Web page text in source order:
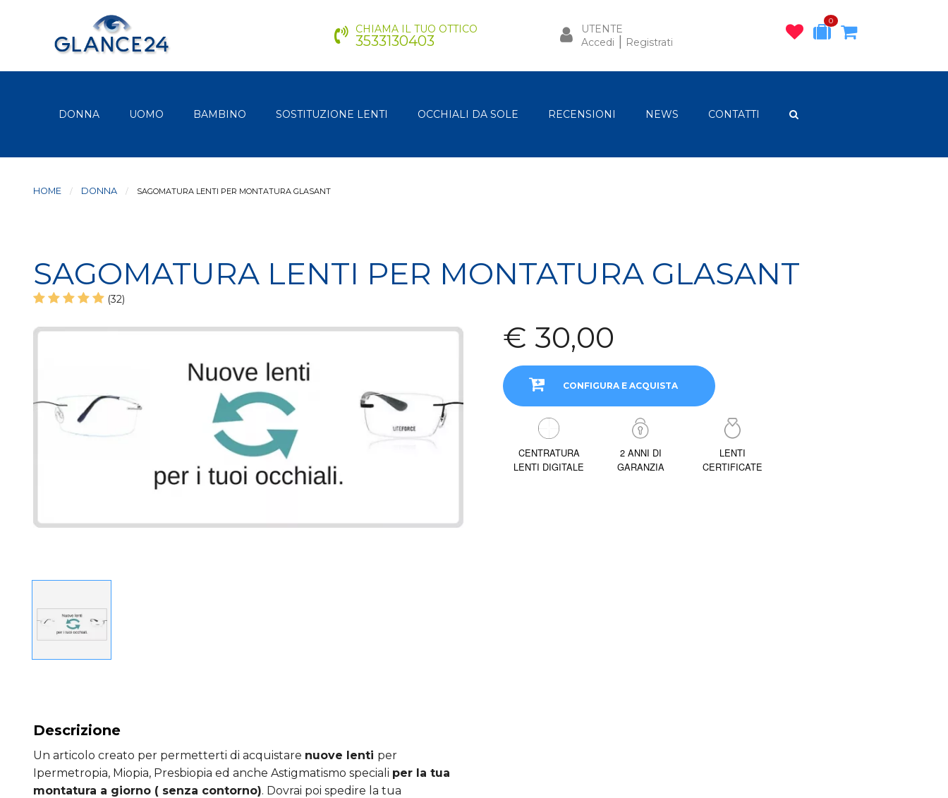
CHIAMA IL TUO OTTICO
3533130403
UTENTE
Accedi | Registrati
0
DONNA UOMO BAMBINO SOSTITUZIONE LENTI OCCHIALI DA SOLE RECENSIONI NEWS CONTATTI
HOME DONNA CURRENT:
SAGOMATURA LENTI PER MONTATURA GLASANT
SAGOMATURA LENTI PER MONTATURA GLASANT
(32)
€ 30,00
CONFIGURA E ACQUISTA
CENTRATURA
LENTI DIGITALE
2 ANNI DI
GARANZIA
LENTI
CERTIFICATE
Descrizione
Un articolo creato per permetterti di acquistare nuove lenti per
Ipermetropia, Miopia, Presbiopia ed anche Astigmatismo speciali per la tua
montatura a giorno ( senza contorno). Dovrai poi spedire la tua